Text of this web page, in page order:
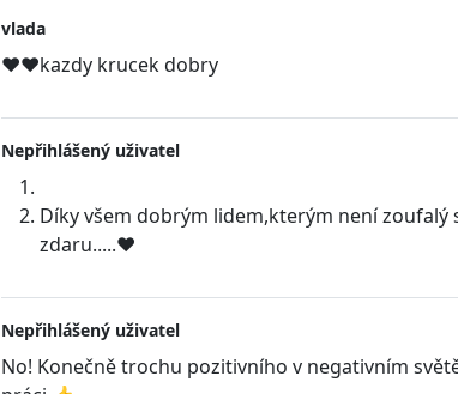
vlada
♥️♥️kazdy krucek dobry
Nepřihlášený uživatel
Díky všem dobrým lidem,kterým není
zdaru.....❤️
Nepřihlášený uživatel
No! Konečně trochu pozitivního v negativním